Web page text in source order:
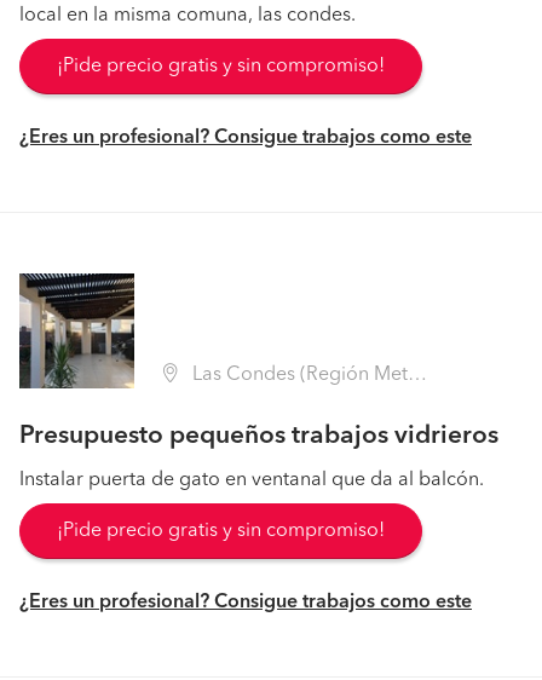
local en la misma comuna, las condes.
¡Pide precio gratis y sin compromiso!
¿Eres un profesional? Consigue trabajos como este
Las Condes (Región Metropolitana - Santiago)
Presupuesto pequeños trabajos vidrieros
Instalar puerta de gato en ventanal que da al balcón.
¡Pide precio gratis y sin compromiso!
¿Eres un profesional? Consigue trabajos como este